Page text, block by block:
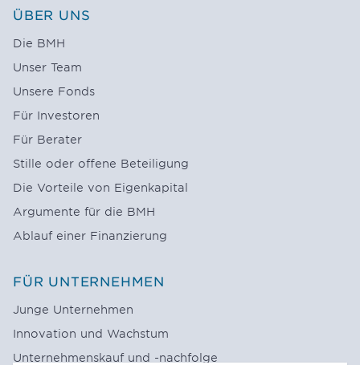
ÜBER UNS
Die BMH
Unser Team
Unsere Fonds
Für Investoren
Für Berater
Stille oder offene Beteiligung
Die Vorteile von Eigenkapital
Argumente für die BMH
Ablauf einer Finanzierung
FÜR UNTERNEHMEN
Junge Unternehmen
Innovation und Wachstum
Unternehmenskauf und -nachfolge